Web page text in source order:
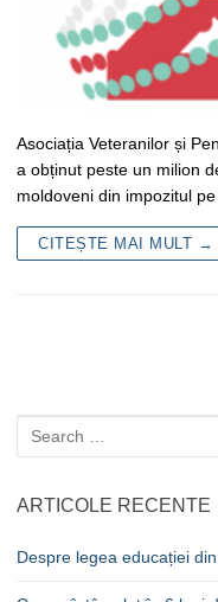
Asociația Veteranilor și
a obținut peste un milion
moldoveni din impozitul
CITEȘTE MAI MULT →
Caută
după:
ARTICOLE RECENTE
Despre legea educației